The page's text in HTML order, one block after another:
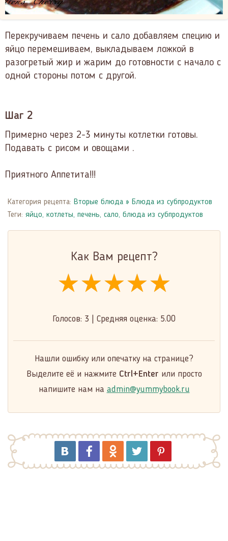
Перекручиваем печень и сало добавляем специю и
яйцо перемешиваем, выкладываем ложкой в
разогретый жир и жарим до готовности с начало с
одной стороны потом с другой.
Шаг 2
Примерно через 2-3 минуты котлетки готовы.
Подавать с рисом и овощами .
Приятного Аппетита!!!
Категория рецепта: Вторые блюда » Блюда из субпродуктов
Теги: яйцо, котлеты, печень, сало, блюда из субпродуктов
Как Вам рецепт?
★★★★★
★★★★★
★★★★★
Голосов: 3 Средняя оценка: 5.00
Нашли ошибку или опечатку на странице?
Выделите её и нажмите Ctrl+Enter или просто
напишите нам на admin@yummybook.ru